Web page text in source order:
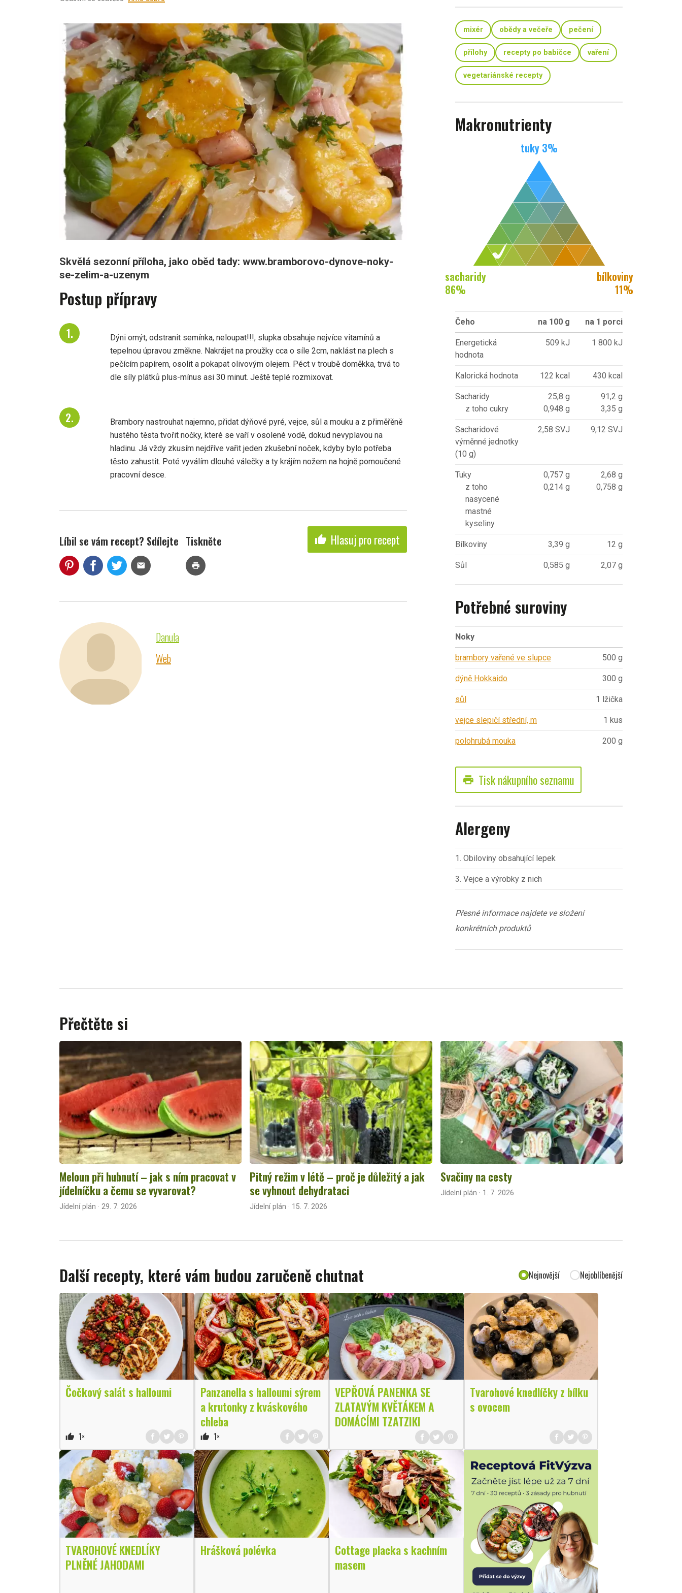
Skvělá sezonní příloha, jako oběd tady: www.bramborovo-dynove-noky-
se-zelim-a-uzenym
Postup přípravy
Dýni omýt, odstranit semínka, neloupat!!!, slupka obsahuje nejvíce vitamínů a
tepelnou úpravou změkne. Nakrájet na proužky cca o síle 2cm, naklást na plech s
pečícím papírem, osolit a pokapat olivovým olejem. Péct v troubě doměkka, trvá to
dle síly plátků plus-mínus asi 30 minut. Ještě teplé rozmixovat.
Brambory nastrouhat najemno, přidat dýňové pyré, vejce, sůl a mouku a z přiměřěně
hustého těsta tvořit nočky, které se vaří v osolené vodě, dokud nevyplavou na
hladinu. Já vždy zkusím nejdříve vařit jeden zkušební noček, kdyby bylo potřeba
těsto zahustit. Poté vyválím dlouhé válečky a ty krájím nožem na hojně pomoučené
pracovní desce.
Líbil se vám recept? Sdílejte
mail
Tiskněte
print
thumb_up Hlasuj pro recept
Danula
Web
mixér obědy a večeře pečení
přílohy recepty po babičce vaření
vegetariánské recepty
Makronutrienty
tuky 3%
sacharidy
86%
bílkoviny
11%
Čeho na 100 g na 1 porci
Energetická
hodnota
509 kJ 1 800 kJ
Kalorická hodnota 122 kcal 430 kcal
Sacharidy
z toho cukry
25,8 g
0,948 g
91,2 g
3,35 g
Sacharidové
výměnné jednotky
(10 g)
2,58 SVJ 9,12 SVJ
Tuky
z toho
nasycené
mastné
kyseliny
0,757 g
0,214 g
2,68 g
0,758 g
Bílkoviny 3,39 g 12 g
Sůl 0,585 g 2,07 g
Potřebné suroviny
Noky
brambory vařené ve slupce 500 g
dýně Hokkaido 300 g
sůl 1 lžička
vejce slepičí střední, m 1 kus
polohrubá mouka 200 g
print Tisk nákupního seznamu
Alergeny
1. Obiloviny obsahující lepek
3. Vejce a výrobky z nich
Přesné informace najdete ve složení
konkrétních produktů
Přečtěte si
Meloun při hubnutí – jak s ním pracovat v
jídelníčku a čemu se vyvarovat?
Jídelní plán · 29. 7. 2026
Pitný režim v létě – proč je důležitý a jak
se vyhnout dehydrataci
Jídelní plán · 15. 7. 2026
Svačiny na cesty
Jídelní plán · 1. 7. 2026
Další recepty, které vám budou zaručeně chutnat Nejnovější Nejoblíbenější
Čočkový salát s halloumi
thumb_up 1×
Panzanella s halloumi sýrem
a krutonky z kváskového
chleba
thumb_up 1×
VEPŘOVÁ PANENKA SE
ZLATAVÝM KVĚTÁKEM A
DOMÁCÍMI TZATZIKI
Tvarohové knedlíčky z bílku
s ovocem
TVAROHOVÉ KNEDLÍKY
PLNĚNÉ JAHODAMI
Hrášková polévka
Cottage placka s kachním
masem